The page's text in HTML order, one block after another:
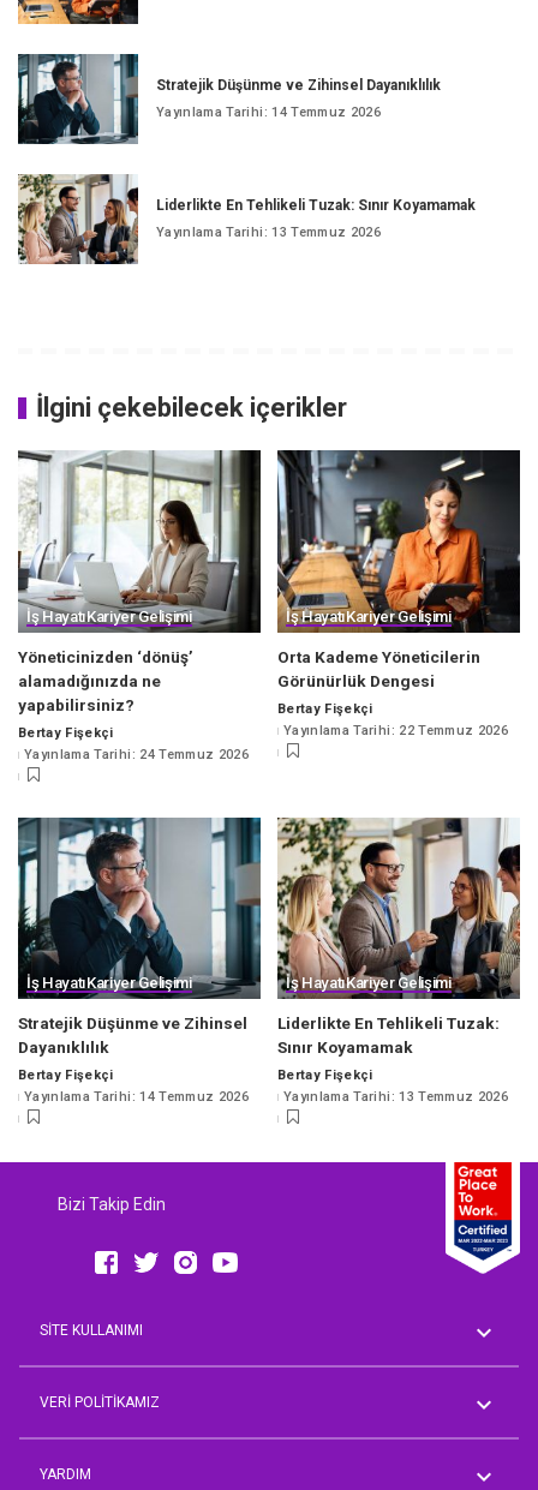
Stratejik Düşünme ve Zihinsel Dayanıklılık
Yayınlama Tarihi: 14 Temmuz 2026
Liderlikte En Tehlikeli Tuzak: Sınır Koyamamak
Yayınlama Tarihi: 13 Temmuz 2026
İlgini çekebilecek içerikler
İş HayatıKariyer Gelişimi
Yöneticinizden ‘dönüş’
alamadığınızda ne
yapabilirsiniz?
Posted
by
Bertay Fişekçi
Yayınlama Tarihi: 24 Temmuz 2026
İş HayatıKariyer Gelişimi
Orta Kademe Yöneticilerin
Görünürlük Dengesi
Posted
by
Bertay Fişekçi
Yayınlama Tarihi: 22 Temmuz 2026
İş HayatıKariyer Gelişimi
Stratejik Düşünme ve Zihinsel
Dayanıklılık
Posted
by
Bertay Fişekçi
Yayınlama Tarihi: 14 Temmuz 2026
İş HayatıKariyer Gelişimi
Liderlikte En Tehlikeli Tuzak:
Sınır Koyamamak
Posted
by
Bertay Fişekçi
Yayınlama Tarihi: 13 Temmuz 2026
Bizi Takip Edin
SİTE KULLANIMI
AVM Rehberi
VERİ POLİTİKAMIZ
Çalışan Aydınlatma Metni
YARDIM